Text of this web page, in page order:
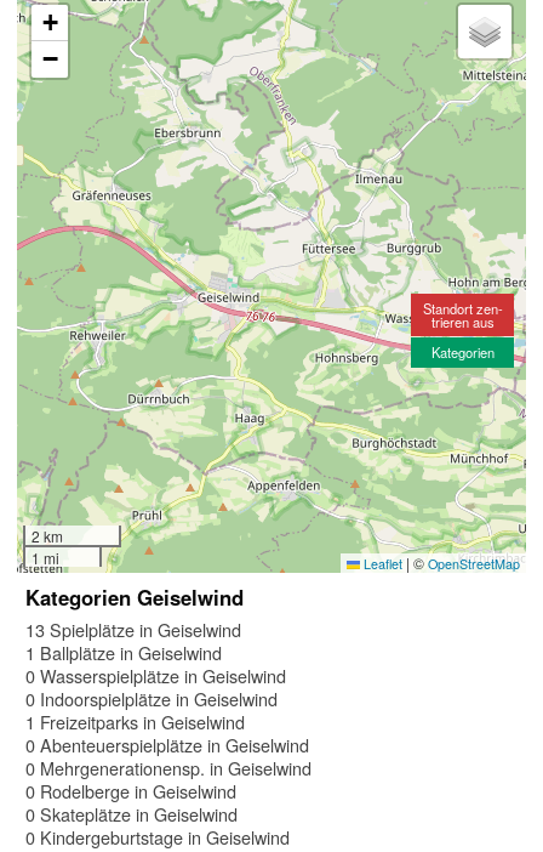
+
−
2 km
1 mi
Leaflet | © OpenStreetMap
Standort zen-
trieren aus
Kategorien
Kategorien Geiselwind
13 Spielplätze in Geiselwind
1 Ballplätze in Geiselwind
0 Wasserspielplätze in Geiselwind
0 Indoorspielplätze in Geiselwind
1 Freizeitparks in Geiselwind
0 Abenteuerspielplätze in Geiselwind
0 Mehrgenerationensp. in Geiselwind
0 Rodelberge in Geiselwind
0 Skateplätze in Geiselwind
0 Kindergeburtstage in Geiselwind